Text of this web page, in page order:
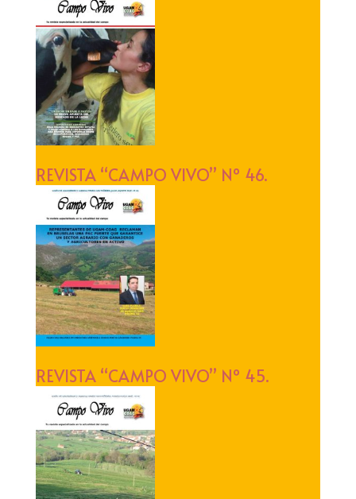
REVISTA “CAMPO VIVO” Nº 46.
REVISTA “CAMPO VIVO” Nº 45.